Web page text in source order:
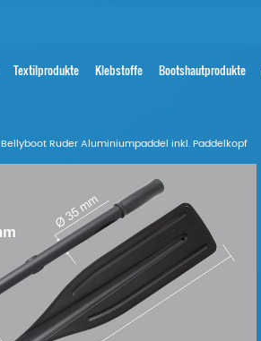
Textilprodukte Klebstoffe Bootshautprodukte
Ruder Aluminiumpaddel inkl. Paddelkopf